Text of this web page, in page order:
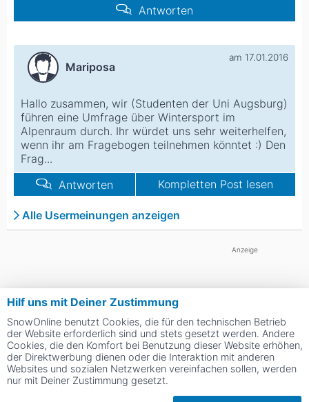
Antworten
Mariposa
am 17.01.2016
Hallo zusammen, wir (Studenten der Uni Augsburg)
führen eine Umfrage über Wintersport im
Alpenraum durch. Ihr würdet uns sehr weiterhelfen,
wenn ihr am Fragebogen teilnehmen könntet :) Den
Frag...
Antworten
Kompletten Post lesen
Alle Usermeinungen anzeigen
Anzeige
Hilf uns mit Deiner Zustimmung
SnowOnline benutzt Cookies, die für den technischen Betrieb
der Website erforderlich sind und stets gesetzt werden. Andere
Cookies, die den Komfort bei Benutzung dieser Website erhöhen,
der Direktwerbung dienen oder die Interaktion mit anderen
Websites und sozialen Netzwerken vereinfachen sollen, werden
nur mit Deiner Zustimmung gesetzt.